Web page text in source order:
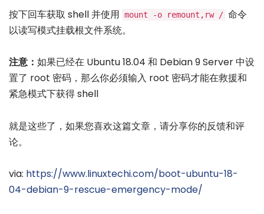
按下回车获取 shell 并使用 mount -o remount,rw / 命令
以读写模式挂载根文件系统。
注意： 如果已经在 Ubuntu 18.04 和 Debian 9 Server 中设
置了 root 密码，那么你必须输入 root 密码才能在救援和
紧急模式下获得 shell
就是这些了，如果您喜欢这篇文章，请分享你的反馈和评
论。
via: https://www.linuxtechi.com/boot-ubuntu-18-
04-debian-9-rescue-emergency-mode/